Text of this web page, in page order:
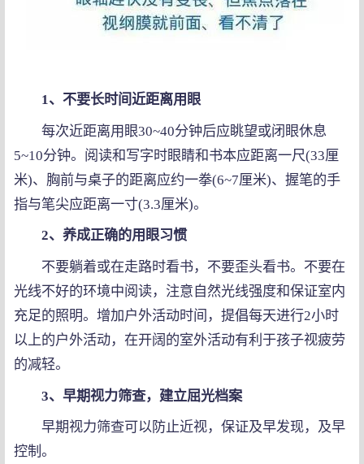
1、不要长时间近距离用眼
每次近距离用眼30~40分钟后应眺望或闭眼休息
5~10分钟。阅读和写字时眼睛和书本应距离一尺(33厘
米)、胸前与桌子的距离应约一拳(6~7厘米)、握笔的手
指与笔尖应距离一寸(3.3厘米)。
2、养成正确的用眼习惯
不要躺着或在走路时看书，不要歪头看书。不要在
光线不好的环境中阅读，注意自然光线强度和保证室内
充足的照明。增加户外活动时间，提倡每天进行2小时
以上的户外活动，在开阔的室外活动有利于孩子视疲劳
的减轻。
3、早期视力筛查，建立屈光档案
早期视力筛查可以防止近视，保证及早发现，及早
控制。